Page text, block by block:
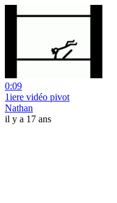
0:09
1iere vidéo pivot
Nathan
il y a 17 ans